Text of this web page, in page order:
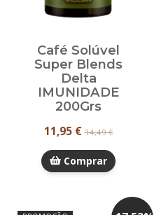
Café Solúvel
Super Blends
Delta
IMUNIDADE
200Grs
11,95 €14,49 €
Comprar